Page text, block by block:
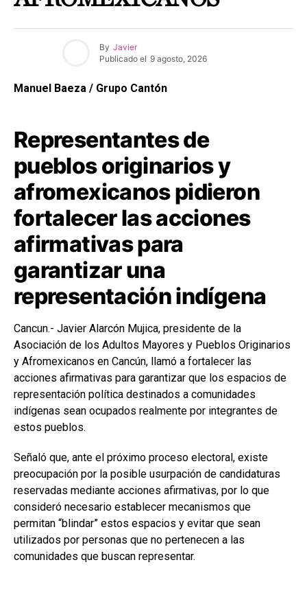
By Javier
Publicado el 9 agosto, 2026
Manuel Baeza / Grupo Cantón
Representantes de
pueblos originarios y
afromexicanos pidieron
fortalecer las acciones
afirmativas para
garantizar una
representación indígena
Cancun.- Javier Alarcón Mujica, presidente de la
Asociación de los Adultos Mayores y Pueblos Originarios
y Afromexicanos en Cancún, llamó a fortalecer las
acciones afirmativas para garantizar que los espacios de
representación política destinados a comunidades
indígenas sean ocupados realmente por integrantes de
estos pueblos.
Señaló que, ante el próximo proceso electoral, existe
preocupación por la posible usurpación de candidaturas
reservadas mediante acciones afirmativas, por lo que
consideró necesario establecer mecanismos que
permitan “blindar” estos espacios y evitar que sean
utilizados por personas que no pertenecen a las
comunidades que buscan representar.